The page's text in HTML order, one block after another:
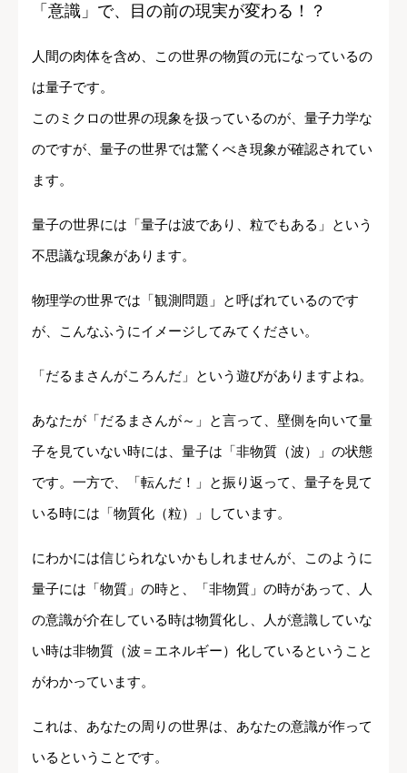
「意識」で、目の前の現実が変わる！？
人間の肉体を含め、この世界の物質の元になっているの
は量子です。
このミクロの世界の現象を扱っているのが、量子力学な
のですが、量子の世界では驚くべき現象が確認されてい
ます。
量子の世界には「量子は波であり、粒でもある」という
不思議な現象があります。
物理学の世界では「観測問題」と呼ばれているのです
が、こんなふうにイメージしてみてください。
「だるまさんがころんだ」という遊びがありますよね。
あなたが「だるまさんが～」と言って、壁側を向いて量
子を見ていない時には、量子は「非物質（波）」の状態
です。一方で、「転んだ！」と振り返って、量子を見て
いる時には「物質化（粒）」しています。
にわかには信じられないかもしれませんが、このように
量子には「物質」の時と、「非物質」の時があって、人
の意識が介在している時は物質化し、人が意識していな
い時は非物質（波＝エネルギー）化しているということ
がわかっています。
これは、あなたの周りの世界は、あなたの意識が作って
いるということです。